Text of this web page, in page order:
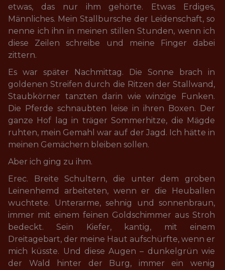
etwas, das nur ihm gehörte. Etwas Erdiges,
Männliches. Mein Stallbursche der Leidenschaft, so
nenne ich ihn in meinen stillen Stunden, wenn ich
diese Zeilen schreibe und meine Finger dabei
zittern.
Es war später Nachmittag. Die Sonne brach in
goldenen Streifen durch die Ritzen der Stallwand,
Staubkörner tanzten darin wie winzige Funken.
Die Pferde schnaubten leise in ihren Boxen. Der
ganze Hof lag in träger Sommerhitze, die Mägde
ruhten, mein Gemahl war auf der Jagd. Ich hätte in
meinen Gemächern bleiben sollen.
Aber ich ging zu ihm.
Erec. Breite Schultern, die unter dem groben
Leinenhemd arbeiteten, wenn er die Heuballen
wuchtete. Unterarme, sehnig und sonnenbraun,
immer mit einem feinen Goldschimmer aus Stroh
bedeckt. Sein Kiefer, kantig, mit einem
Dreitagebart, der meine Haut aufschürfte, wenn er
mich küsste. Und diese Augen – dunkelgrün wie
der Wald hinter der Burg, immer ein wenig